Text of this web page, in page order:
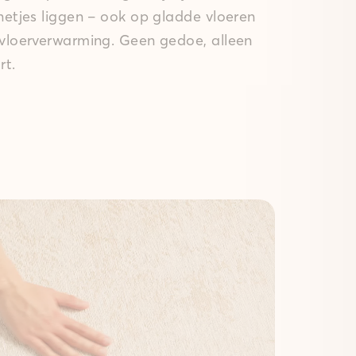
liggen – ook op gladde vloeren
Geen gedoe, alleen